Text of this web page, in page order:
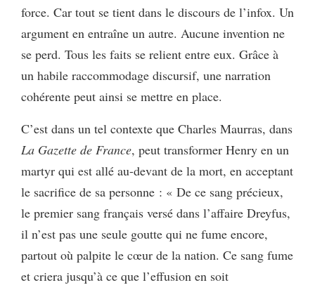
force. Car tout se tient dans le discours de l’infox. Un
argument en entraîne un autre. Aucune invention ne
se perd. Tous les faits se relient entre eux. Grâce à
un habile raccommodage discursif, une narration
cohérente peut ainsi se mettre en place.
C’est dans un tel contexte que Charles Maurras, dans
La Gazette de France, peut transformer Henry en un
martyr qui est allé au-devant de la mort, en acceptant
le sacrifice de sa personne : « De ce sang précieux,
le premier sang français versé dans l’affaire Dreyfus,
il n’est pas une seule goutte qui ne fume encore,
partout où palpite le cœur de la nation. Ce sang fume
et criera jusqu’à ce que l’effusion en soit